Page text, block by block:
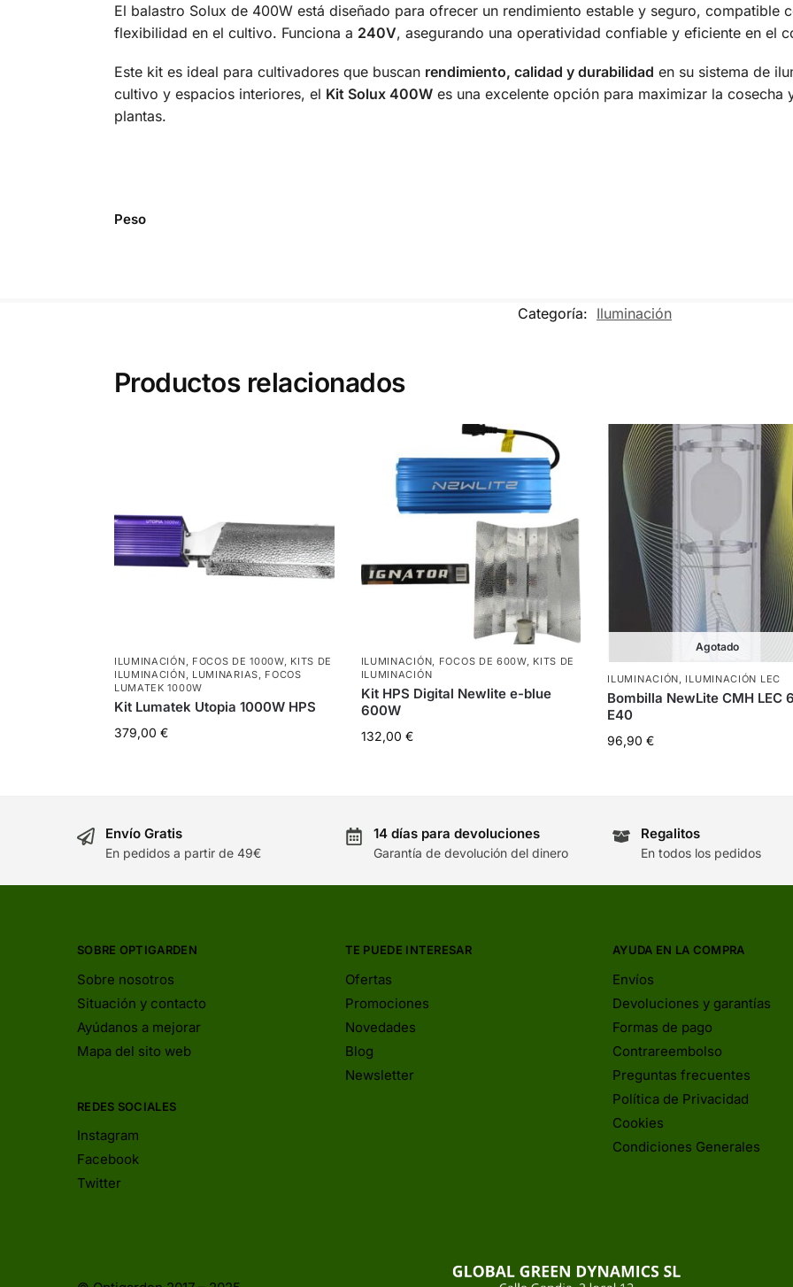
El balastro Solux de 400W está diseñado para ofrecer un rendimiento estable y seguro, compatible
flexibilidad en el cultivo. Funciona a 240V, asegurando una operatividad confiable y eficiente en el
Este kit es ideal para cultivadores que buscan rendimiento, calidad y durabilidad en su sistema de
cultivo y espacios interiores, el Kit Solux 400Wes una excelente opción para maximizar la cosecha
plantas.
Peso
Categoría: Iluminación
Productos relacionados
ILUMINACIÓN, FOCOS DE 1000W, KITS DE
ILUMINACIÓN, LUMINARIAS, FOCOS
LUMATEK 1000W
Kit Lumatek Utopia 1000W HPS
379,00 €
ILUMINACIÓN, FOCOS DE 600W, KITS DE
ILUMINACIÓN
Kit HPS Digital Newlite e-blue
600W
132,00 €
Agotado
ILUMINACIÓN ILUMINACIÓN LEC
Bombilla NewLite CMH LEC
E40
96,90€
Envío Gratis
En pedidos a partir de 49€
14 días para devoluciones
Garantía de devolución del dinero
Regalitos
En todos los pedidos
SOBRE OPTIGARDEN
Sobre nosotros
Situación y contacto
Ayúdanos a mejorar
Mapa del sito web
REDES SOCIALES
Instagram
Facebook
Twitter
TE PUEDE INTERESAR
Ofertas
Promociones
Novedades
Blog
Newsletter
AYUDA EN LA COMPRA
Envíos
Devoluciones y garantías
Formas de pago
Contrareembolso
Preguntas frecuentes
Política de Privacidad
Cookies
Condiciones Generales